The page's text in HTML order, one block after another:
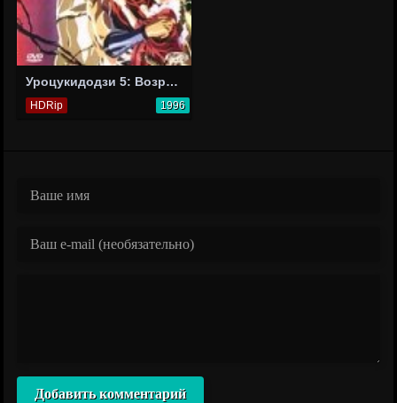
Уроцукидодзи 5: Возрождение сверхдемона
HDRip 1996
Добавить комментарий